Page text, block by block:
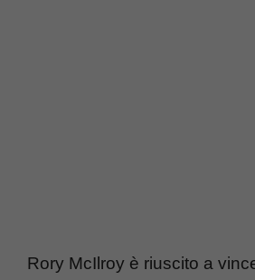
Rory McIlroy è riuscito a